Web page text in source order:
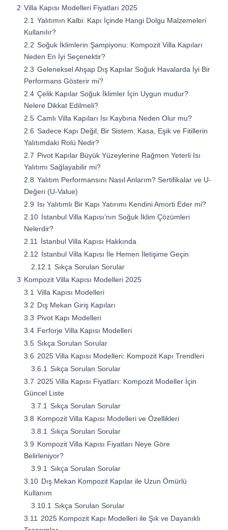
2 Villa Kapısı Modelleri Fiyatları 2025
2.1 Yalıtımın Kalbi: Kapı İçinde Hangi Dolgu Malzemeleri
Kullanılır?
2.2 Soğuk İklimlerin Şampiyonu: Kompozit Villa Kapıları
Neden En İyi Seçenektir?
2.3 Geleneksel Ahşap Dış Kapılar Soğuk Havalarda İyi Bir
Performans Gösterir mi?
2.4 Çelik Kapılar Soğuk İklimler İçin Uygun mudur?
Nelere Dikkat Edilmeli?
2.5 Camlı Villa Kapıları Isı Kaybına Neden Olur mu?
2.6 Sadece Kapı Değil, Bir Sistem: Kasa, Eşik ve Fitillerin
Yalıtımdaki Rolü Nedir?
2.7 Pivot Kapılar Büyük Yüzeylerine Rağmen Yeterli Isı
Yalıtımı Sağlayabilir mi?
2.8 Yalıtım Performansını Nasıl Anlarım? Sertifikalar ve U-
Değeri (U-Value)
2.9 Isı Yalıtımlı Bir Kapı Yatırımı Kendini Amorti Eder mi?
2.10 İstanbul Villa Kapısı’nın Soğuk İklim Çözümleri
Nelerdir?
2.11
İstanbul Villa Kapısı Hakkında
2.12 İstanbul Villa Kapısı İle Hemen İletişime Geçin
2.12.1 Sıkça Sorulan Sorular
3 Kompozit Villa Kapısı Modelleri 2025
3.1 Villa Kapısı Modelleri
3.2 Dış Mekan Giriş Kapıları
3.3 Pivot Kapı Modelleri
3.4 Ferforje Villa Kapısı Modelleri
3.5 Sıkça Sorulan Sorular
3.6 2025 Villa Kapısı Modelleri: Kompozit Kapı Trendleri
3.6.1 Sıkça Sorulan Sorular
3.7 2025 Villa Kapısı Fiyatları: Kompozit Modeller İçin
Güncel Liste
3.7.1 Sıkça Sorulan Sorular
3.8 Kompozit Villa Kapısı Modelleri ve Özellikleri
3.8.1 Sıkça Sorulan Sorular
3.9 Kompozit Villa Kapısı Fiyatları Neye Göre
Belirleniyor?
3.9.1 Sıkça Sorulan Sorular
3.10 Dış Mekan Kompozit Kapılar ile Uzun Ömürlü
Kullanım
3.10.1 Sıkça Sorulan Sorular
3.11
2025 Kompozit Kapı Modelleri ile Şık ve Dayanıklı